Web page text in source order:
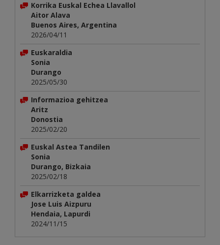
Korrika Euskal Echea Llavallol
Aitor Alava
Buenos Aires, Argentina
2026/04/11
Euskaraldia
Sonia
Durango
2025/05/30
Informazioa gehitzea
Aritz
Donostia
2025/02/20
Euskal Astea Tandilen
Sonia
Durango, Bizkaia
2025/02/18
Elkarrizketa galdea
Jose Luis Aizpuru
Hendaia, Lapurdi
2024/11/15